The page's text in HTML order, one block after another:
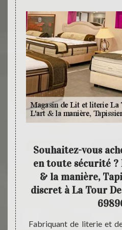
Souhaitez-vous
en toute sécurité ?
& la manière,
discret à La Tour
Fabriquant de literie et